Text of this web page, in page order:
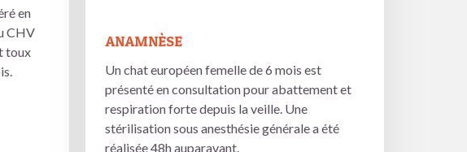
en
CHV
toux
ANAMNÈSE
Un chat européen femelle de 6 mois est
présenté en consultation pour abattement et
respiration forte depuis la veille. Une
stérilisation sous anesthésie générale a été
réalisée 48h auparavant.